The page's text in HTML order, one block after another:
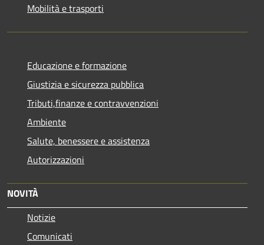
Mobilità e trasporti
Educazione e formazione
Giustizia e sicurezza pubblica
Tributi,finanze e contravvenzioni
Ambiente
Salute, benessere e assistenza
Autorizzazioni
NOVITÀ
Notizie
Comunicati